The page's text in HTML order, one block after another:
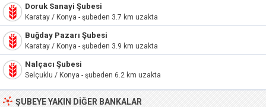
Doruk Sanayi Şubesi
Karatay / Konya - şubeden 3.7 km uzakta
Buğday Pazarı Şubesi
Karatay / Konya - şubeden 3.9 km uzakta
Nalçacı Şubesi
Selçuklu / Konya - şubeden 6.2 km uzakta
ŞUBEYE YAKIN DIĞER BANKALAR